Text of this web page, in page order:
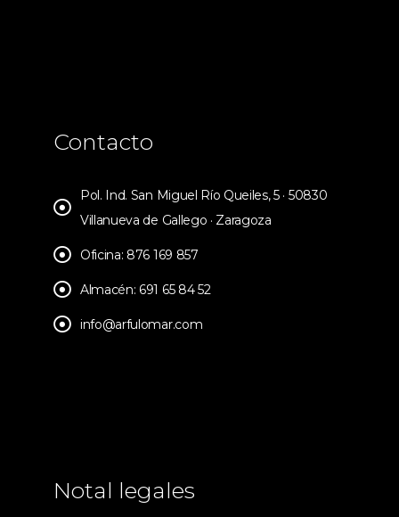
Contacto
Pol. Ind. San Miguel Río Queiles, 5 · 50830
Villanueva de Gallego · Zaragoza
Oficina: 876 169 857
Almacén: 691 65 84 52
info@arfulomar.com
Notal legales